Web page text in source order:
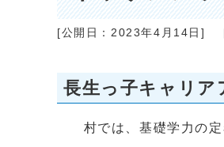
[公開日： 2023年4月14日 ]
長生っ子キャリア
村では、基礎学力の定